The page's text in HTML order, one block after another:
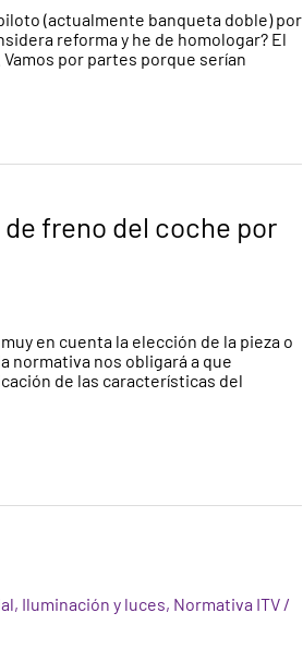
(actualmente banqueta doble) por
reforma y he de homologar? El
por partes porque serían
freno del coche por
en cuenta la elección de la pieza o
normativa nos obligará a que
de las características del
, Iluminación y luces, Normativa ITV /